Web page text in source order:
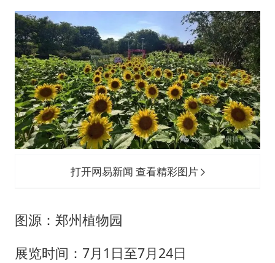
打开网易新闻 查看精彩图片
图源：郑州植物园
展览时间：7月1日至7月24日